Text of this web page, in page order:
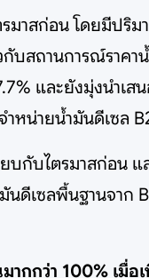
มาสก่อน โดยมีป
บสถานการณ์ราค
และยังมุ่งน
หน่ายน้ำมันดีเซล
บกับไตรมาสก่อน
ดีเซลพื้นฐานจาก
กกว่า 100% เมื่อ